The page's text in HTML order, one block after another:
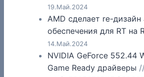
19.Май.2024
AMD сделает re-дизайн
обеспечения для RT на
14.Май.2024
NVIDIA GeForce 552.44
Game Ready драйверы //